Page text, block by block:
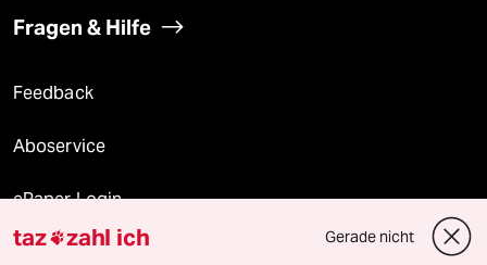
Fragen & Hilfe
Feedback
Aboservice
ePaper Login
Downloads für Abonnierende
taz zahl ich Gerade nicht